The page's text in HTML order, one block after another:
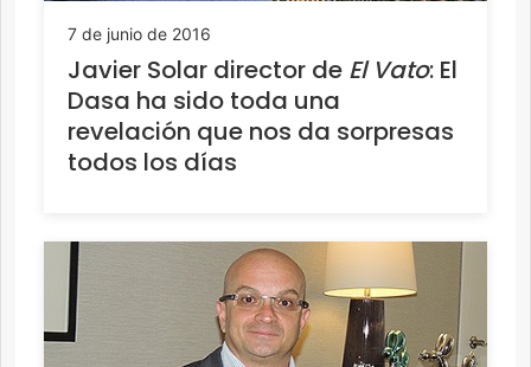
7 de junio de 2016
Javier Solar director de El Vato: El
Dasa ha sido toda una
revelación que nos da sorpresas
todos los días